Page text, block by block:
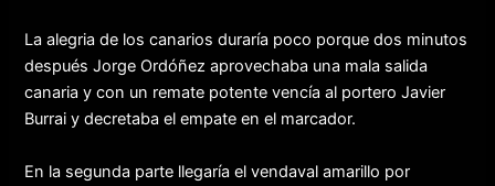
La alegria de los canarios duraría poco porque dos minutos
después Jorge Ordóñez aprovechaba una mala salida
canaria y con un remate potente vencía al portero Javier
Burrai y decretaba el empate en el marcador.
En la segunda parte llegaría el vendaval amarillo por